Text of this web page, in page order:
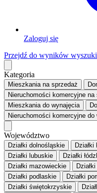
Zaloguj się
Przejdź do wyników
Kategoria
Mieszkaniana sprzedaż
Nieruchomości komercyjne na
Mieszkaniado wynajęcia
Nieruchomości komercyjne do
Województwo
Działki dolnośląskie
Działki lubuskie
Działki
Działki mazowieckie
Działki podlaskie
Działki
Działki świętokrzyskie